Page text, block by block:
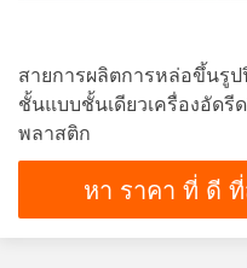
สายการผลิตการหล่อขึ้นรู
ชั้นแบบชั้นเดียวเครื่องอัดรี
พลาสติก
หา ราคา ที่ ดี